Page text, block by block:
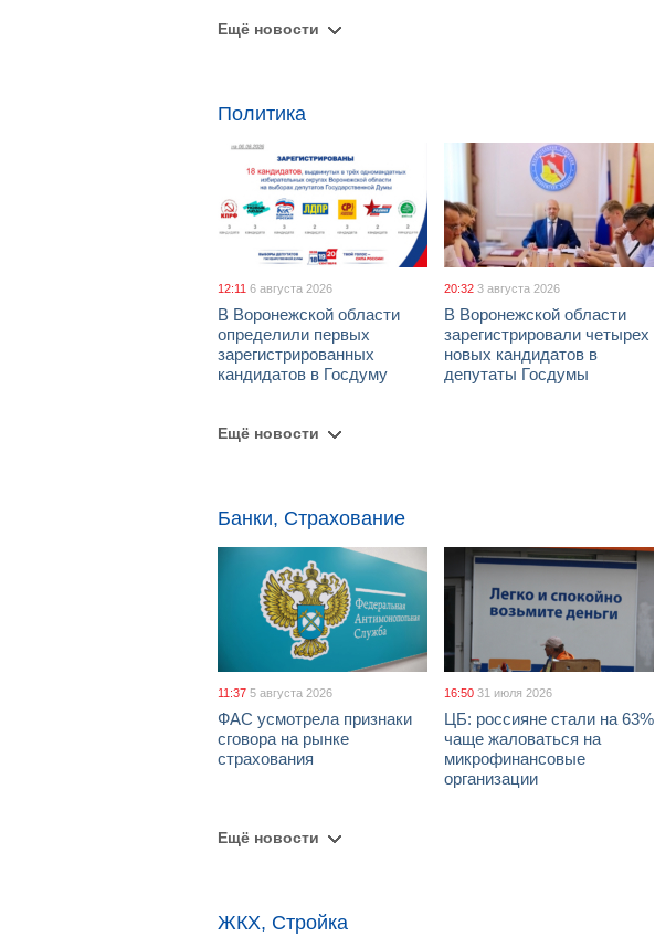
Ещё новости
Политика
12:11 6 августа 2026
В Воронежской области
определили первых
зарегистрированных
кандидатов в Госдуму
20:32 3 августа 2026
В Воронежской области
зарегистрировали четырех
новых кандидатов в
депутаты Госдумы
Ещё новости
Банки, Страхование
11:37 5 августа 2026
ФАС усмотрела признаки
сговора на рынке
страхования
16:50 31 июля 2026
ЦБ: россияне стали на 63%
чаще жаловаться на
микрофинансовые
организации
Ещё новости
ЖКХ, Стройка